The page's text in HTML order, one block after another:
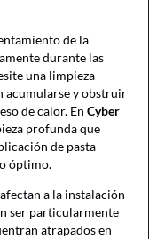
de la
durante las
una limpieza
acumularse y obstruir
de calor. En Cyber
profunda que
de pasta
óptimo.
a la instalación
ser particularmente
atrapados en